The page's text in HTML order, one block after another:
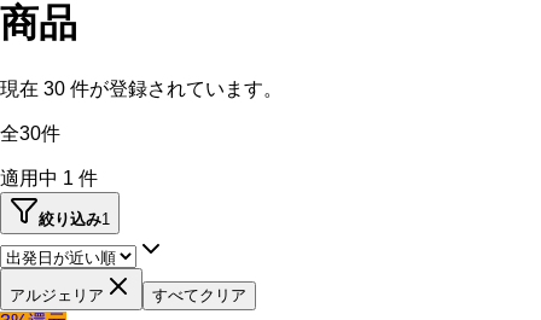
商品
現在 30 件が登録されています。
全30件
適用中 1 件
絞り込み1
アルジェリア すべてクリア